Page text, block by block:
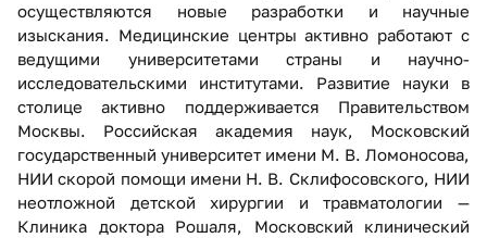
осуществляются новые разработки и научные
изыскания. Медицинские центры активно работают с
ведущими университетами страны и научно-
исследовательскими институтами. Развитие науки в
столице активно поддерживается Правительством
Москвы. Российская академия наук, Московский
государственный университет имени М. В. Ломоносова,
НИИ скорой помощи имени Н. В. Склифосовского, НИИ
неотложной детской хирургии и травматологии —
Клиника доктора Рошаля, Московский клинический